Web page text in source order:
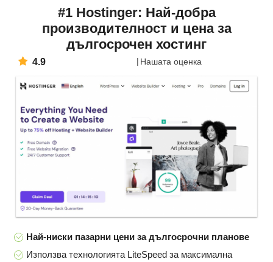
#1 Hostinger: Най-добра
производителност и цена за
дългосрочен хостинг
4.9 Нашата оценка
Най-ниски пазарни цени за дългосрочни планове
Използва технологията LiteSpeed ​​за максимална